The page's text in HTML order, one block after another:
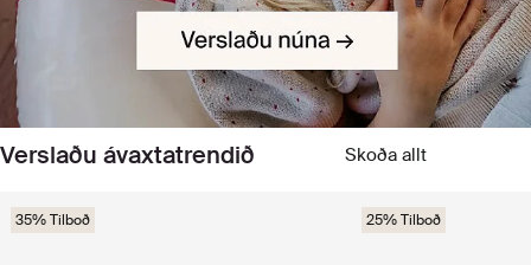
Verslaðu ávaxtatrendið Skoða allt
35% Tilboð 25% Tilboð